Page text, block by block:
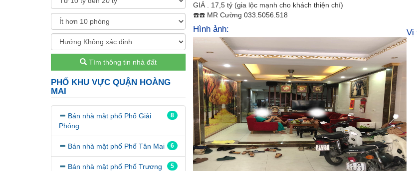
Tìm thông tin nhà đất
PHỐ KHU VỰC QUẬN HOÀNG
MAI
8
Bán nhà mặt phố Phố Giải
Phóng
6
Bán nhà mặt phố Phố Tân Mai
5
Bán nhà mặt phố Phố Trương
GIÁ . 17,5 tỷ (gia lộc mạnh cho khách thiện chí)
☎️☎️ MR Cường 033.5056.518
Hình ảnh: Vị